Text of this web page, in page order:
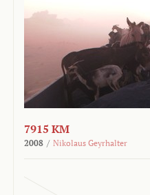
7915 KM
2008 / Nikolaus Geyrhalter